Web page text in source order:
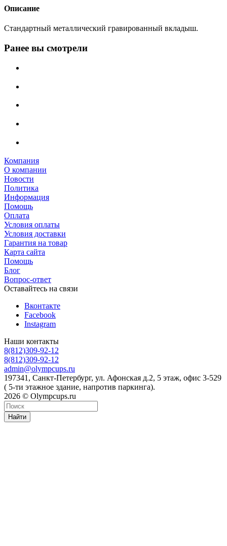
Описание
Стандартный металлический гравированный вкладыш.
Ранее вы смотрели
Компания
О компании
Новости
Политика
Информация
Помощь
Оплата
Условия оплаты
Условия доставки
Гарантия на товар
Карта сайта
Помощь
Блог
Вопрос-ответ
Оставайтесь на связи
Вконтакте
Facebook
Instagram
Наши контакты
8(812)309-92-12
8(812)309-92-12
admin@olympcups.ru
197341, Санкт-Петербург, ул. Афонская д.2, 5 этаж, офис 3-529
( 5-ти этажное здание, напротив паркинга).
2026 © Olympcups.ru
Найти